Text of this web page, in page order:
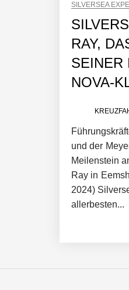
SILVERSEA
RAY,
SEINER
NOVA-
und der
Meilenstein
Ray in
2024)
allerbesten...